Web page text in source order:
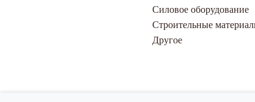
Силовое оборудование
Строительные
Другое